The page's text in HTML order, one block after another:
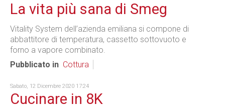
La vita più sana di Smeg
Vitality System dell’azienda emiliana si compone di
abbattitore di temperatura, cassetto sottovuoto e
forno a vapore combinato.
Pubblicato in Cottura
Sabato, 12 Dicembre 2020 17:24
Cucinare in 8K